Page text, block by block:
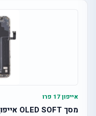
אייפון 17 פרו
מסך OLED SOFT אייפון 17 פרו